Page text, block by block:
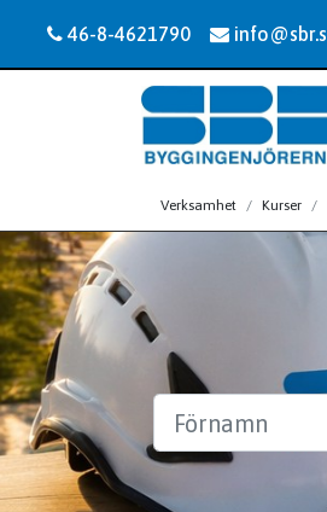
46-8-4621790
Verksamhet Kurser